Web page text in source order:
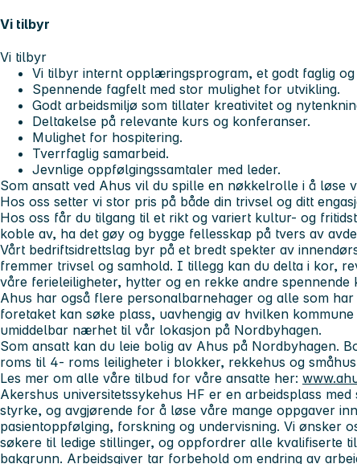
Vi tilbyr
Vi tilbyr
Vi tilbyr internt opplæringsprogram, et godt faglig og
Spennende fagfelt med stor mulighet for utvikling.
Godt arbeidsmiljø som tillater kreativitet og
Deltakelse på relevante kurs og konferanser.
Mulighet for hospitering.
Tverrfaglig samarbeid.
Jevnlige oppfølgingssamtaler med leder.
Som ansatt ved Ahus vil du spille en nøkkelrolle i å løse
Hos oss setter vi stor pris på både din trivsel og ditt
Hos oss får du tilgang til et rikt og variert kultur- og
koble av, ha det gøy og bygge fellesskap på tvers av
Vårt bedriftsidrettslag byr på et bredt spekter av
fremmer trivsel og samhold. I tillegg kan du delta i kor,
våre ferieleiligheter, hytter og en rekke andre
Ahus har også flere personalbarnehager og alle som
foretaket kan søke plass, uavhengig av hvilken
umiddelbar nærhet til vår lokasjon på Nordbyhagen.
Som ansatt kan du leie bolig av Ahus på Nordbyhagen.
roms til 4- roms leiligheter i blokker, rekkehus og
Les mer om alle våre tilbud for våre ansatte her:
Akershus universitetssykehus HF er en arbeidsplass
styrke, og avgjørende for å løse våre mange oppgaver
pasientoppfølging, forskning og undervisning. Vi ønsker
søkere til ledige stillinger, og oppfordrer alle kvalifiserte
bakgrunn. Arbeidsgiver tar forbehold om endring av